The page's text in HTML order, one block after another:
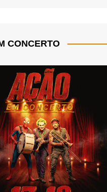
CONCERTO